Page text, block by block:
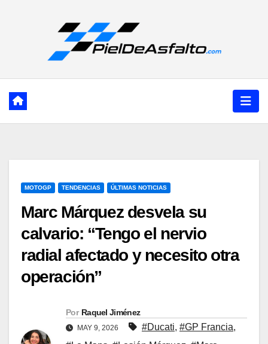
MOTOGP TENDENCIAS ÚLTIMAS NOTICIAS
Marc Márquez desvela su
calvario: “Tengo el nervio
radial afectado y necesito otra
operación”
Por Raquel Jiménez
MAY 9, 2026 #Ducati, #GP Francia,